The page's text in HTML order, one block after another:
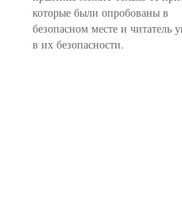
которые были опробованы в
безопасном месте и читатель
в их безопасности.